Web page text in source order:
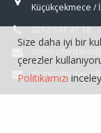
Küçükçekmece /
0212 541 47 18
Size daha iyi bir
çerezler
Politikamızı